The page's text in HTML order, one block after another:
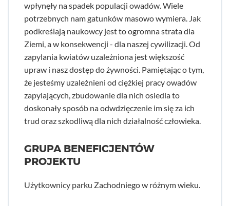
wpłynęły na spadek populacji owadów. Wiele
potrzebnych nam gatunków masowo wymiera. Jak
podkreślają naukowcy jest to ogromna strata dla
Ziemi, a w konsekwencji - dla naszej cywilizacji. Od
zapylania kwiatów uzależniona jest większość
upraw i nasz dostęp do żywności. Pamiętając o tym,
że jesteśmy uzależnieni od ciężkiej pracy owadów
zapylających, zbudowanie dla nich osiedla to
doskonały sposób na odwdzięczenie im się za ich
trud oraz szkodliwą dla nich działalność człowieka.
GRUPA BENEFICJENTÓW
PROJEKTU
Użytkownicy parku Zachodniego w różnym wieku.